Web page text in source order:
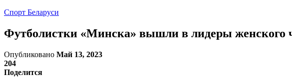
Спорт Беларуси
Футболистки «Минска» вышли в лидеры женского
Опубликовано Май 13, 2023
204
Поделится